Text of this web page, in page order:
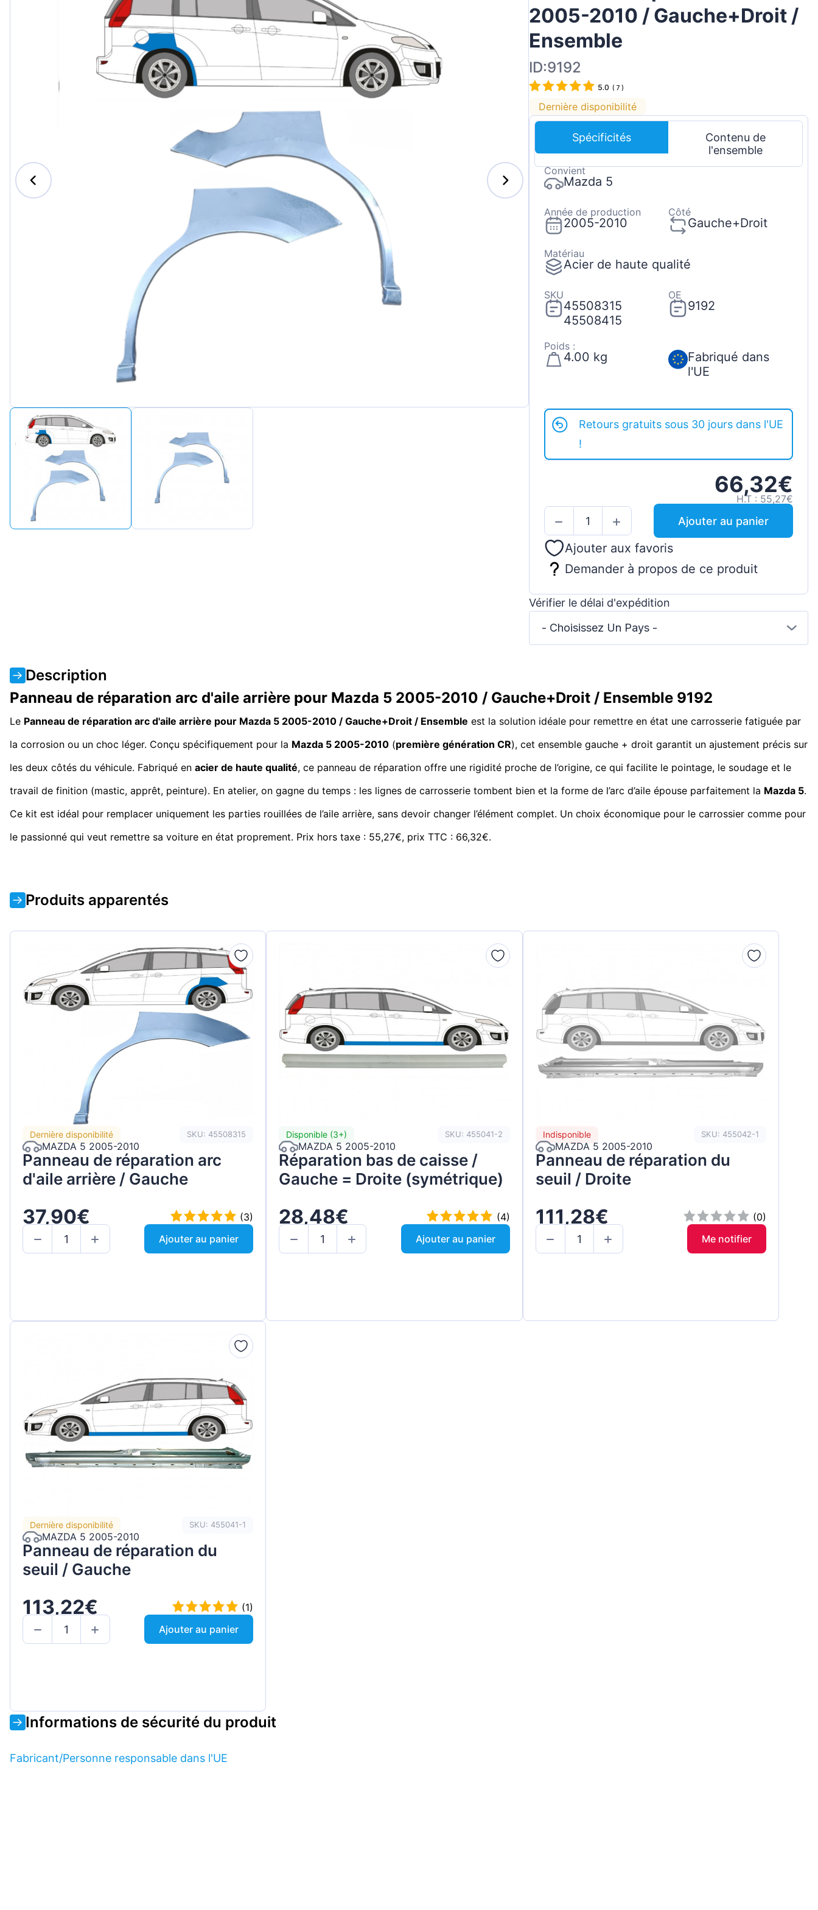
Magyar
Latvian
Slovenčina
Ford
Honda
Hyundai
Jeep
MAN
Mazda
Nissan
Tesla
2005-2010 / Gauche+Droit /
Ensemble
ID:9192
5.0 ( 7 )
Dernière disponibilité
Spécificités
Contenu de
l'ensemble
Convient
Mazda 5
Année de production
2005-2010
Côté
Gauche+Droit
Matériau
Acier de haute qualité
SKU
45508315
45508415
OE
9192
Poids :
4.00 kg
Fabriqué dans
l'UE
Retours gratuits sous 30 jours dans l'UE
!
66,32€
H.T : 55,27€
Ajouter au panier
Ajouter aux favoris
Demander à propos de ce produit
Vérifier le délai d'expédition
- Choisissez Un Pays -
Description
Panneau de réparation arc d'aile arrière pour Mazda 5 2005-2010 / Gauche+Droit / Ensemble 9192
Le Panneau de réparation arc d'aile arrière pour Mazda 5 2005-2010 / Gauche+Droit / Ensemble est la solution idéale pour remettre en état une carrosserie fatiguée par
la corrosion ou un choc léger. Conçu spécifiquement pour la Mazda 5 2005-2010 (première génération CR), cet ensemble gauche + droit garantit un ajustement précis sur
les deux côtés du véhicule. Fabriqué en acier de haute qualité, ce panneau de réparation offre une rigidité proche de l’origine, ce qui facilite le pointage, le soudage et le
travail de finition (mastic, apprêt, peinture). En atelier, on gagne du temps : les lignes de carrosserie tombent bien et la forme de l’arc d’aile épouse parfaitement la Mazda 5.
Ce kit est idéal pour remplacer uniquement les parties rouillées de l’aile arrière, sans devoir changer l’élément complet. Un choix économique pour le carrossier comme pour
le passionné qui veut remettre sa voiture en état proprement. Prix hors taxe : 55,27€, prix TTC : 66,32€.
Produits apparentés
Dernière disponibilité SKU: 45508315
MAZDA 5 2005-2010
Panneau de réparation arc
d'aile arrière / Gauche
37,90€
(3)
Ajouter au panier
Disponible (3+) SKU: 455041-2
MAZDA 5 2005-2010
Réparation bas de caisse /
Gauche = Droite (symétrique)
28,48€
(4)
Ajouter au panier
Indisponible SKU: 455042-1
MAZDA 5 2005-2010
Panneau de réparation du
seuil / Droite
111,28€
(0)
Me notifier
Dernière disponibilité SKU: 455041-1
MAZDA 5 2005-2010
Panneau de réparation du
seuil / Gauche
113,22€
(1)
Ajouter au panier
Informations de sécurité du produit
Fabricant/Personne responsable dans l'UE